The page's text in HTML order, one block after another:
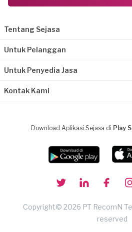
Tentang Sejasa
Untuk Pelanggan
Untuk Penyedia Jasa
Kontak Kami
Download Aplikasi Sejasa di Play
Copyright© 2026 PT RecomN
reserved